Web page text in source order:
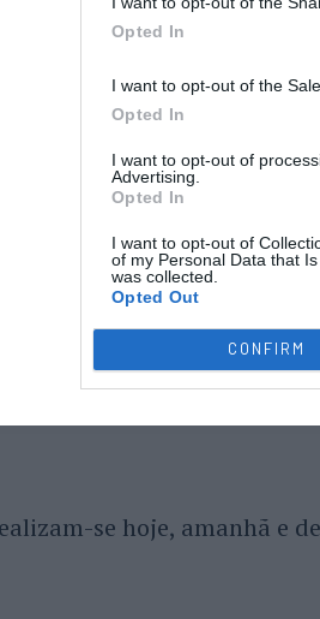
Opted In
I want to opt-out of the
Opted In
I want to opt-out of
Advertising.
Opted In
I want to opt-out of
of my Personal Data that
was collected.
Opted Out
CONFIRM
se hoje, amanhã e